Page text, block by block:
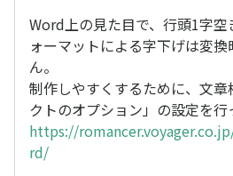
Word上の見た目で、行頭1字空
ォーマットによる字下げは変
ん。
制作しやすくするために、文
クトのオプション」の設定を行
https://
rd/